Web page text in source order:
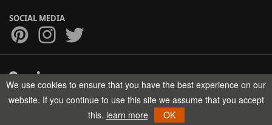
SOCIAL MEDIA
Copyright © 2017-2026 HELMAN TECH All rights reserved.
We use cookies to ensure that you have the best experience on our
website. If you continue to use this site we assume that you accept
this. learn more OK